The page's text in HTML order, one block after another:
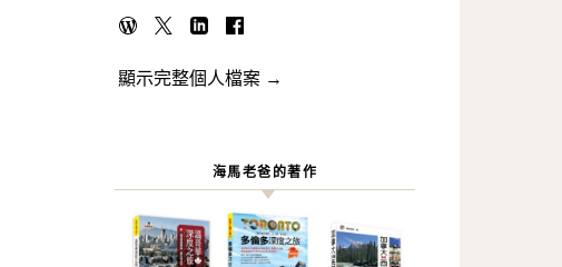
顯示完整個人檔案 →
海馬老爸的著作